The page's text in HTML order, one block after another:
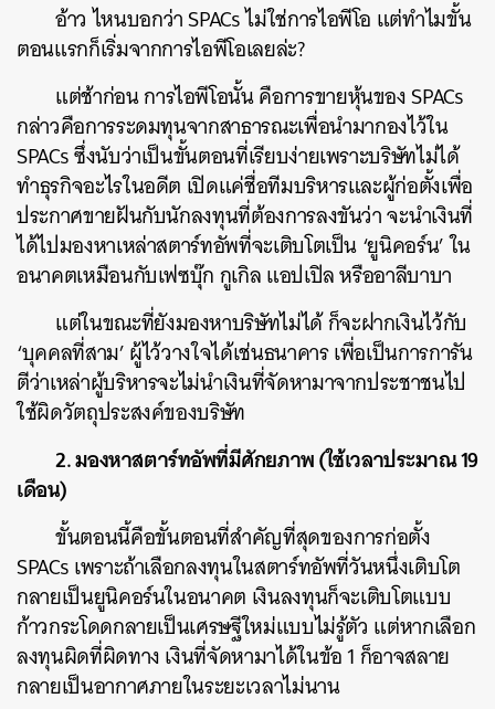
อ้าว ไหนบอกว่า SPACs ไม่ใช่การไอพีโอ แต่ทำไมขั้น
ตอนแรกก็เริ่มจากการไอพีโอเลยล่ะ?
แต่ช้าก่อน การไอพีโอนั้น คือการขายหุ้นของ SPACs
กล่าวคือการระดมทุนจากสาธารณะเพื่อนำมากองไว้ใน
SPACs ซึ่งนับว่าเป็นขั้นตอนที่เรียบง่ายเพราะบริษัทไม่ได้
ทำธุรกิจอะไรในอดีต เปิดแค่ชื่อทีมบริหารและผู้ก่อตั้งเพื่อ
ประกาศขายฝันกับนักลงทุนที่ต้องการลงขันว่า จะนำเงินที่
ได้ไปมองหาเหล่าสตาร์ทอัพที่จะเติบโตเป็น ‘ยูนิคอร์น’ ใน
อนาคตเหมือนกับเฟซบุ๊ก กูเกิล แอปเปิล หรืออาลีบาบา
แต่ในขณะที่ยังมองหาบริษัทไม่ได้ ก็จะฝากเงินไว้กับ
‘บุคคลที่สาม’ ผู้ไว้วางใจได้เช่นธนาคาร เพื่อเป็นการการัน
ตีว่าเหล่าผู้บริหารจะไม่นำเงินที่จัดหามาจากประชาชนไป
ใช้ผิดวัตถุประสงค์ของบริษัท
2. มองหาสตาร์ทอัพที่มีศักยภาพ (ใช้เวลาประมาณ 19
เดือน)
ขั้นตอนนี้คือขั้นตอนที่สำคัญที่สุดของการก่อตั้ง
SPACs เพราะถ้าเลือกลงทุนในสตาร์ทอัพที่วันหนึ่งเติบโต
กลายเป็นยูนิคอร์นในอนาคต เงินลงทุนก็จะเติบโตแบบ
ก้าวกระโดดกลายเป็นเศรษฐีใหม่แบบไม่รู้ตัว แต่หากเลือก
ลงทุนผิดที่ผิดทาง เงินที่จัดหามาได้ในข้อ 1 ก็อาจสลาย
กลายเป็นอากาศภายในระยะเวลาไม่นาน